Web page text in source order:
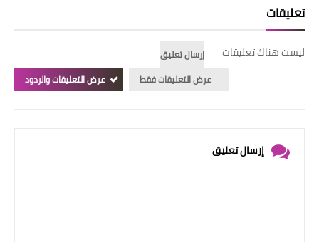
تعليقات
ليست هناك تعليقات
إرسال تعليق
عرض التعليقات فقط
عرض التعليقات والردود
إرسال تعليق